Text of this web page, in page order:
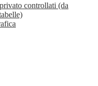
controllati (da